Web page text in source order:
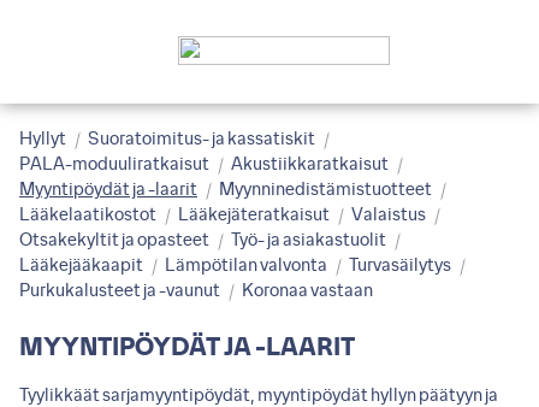
Hyllyt
Suoratoimitus- ja kassatiskit
PALA-moduuliratkaisut
Akustiikkaratkaisut
Myyntipöydät ja -laarit
Myynninedistämistuotteet
Lääkelaatikostot
Lääkejäteratkaisut
Valaistus
Otsakekyltit ja opasteet
Työ- ja asiakastuolit
Lääkejääkaapit
Lämpötilan valvonta
Turvasäilytys
Purkukalusteet ja -vaunut
Koronaa vastaan
MYYNTIPÖYDÄT JA -LAARIT
Tyylikkäät sarjamyyntipöydät, myyntipöydät hyllyn päätyyn ja